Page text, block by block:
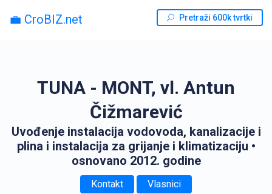
💼 CroBIZ.net Pretraži 600k tvrtki
TUNA - MONT, vl. Antun
Čižmarević
Uvođenje instalacija vodovoda, kanalizacije i
plina i instalacija za grijanje i klimatizaciju •
osnovano 2012. godine
Kontakt Vlasnici